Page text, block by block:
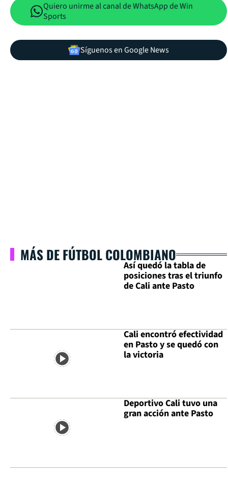
Quiero unirme al canal de WhatsApp de Win
Sports
Síguenos en Google News
MÁS DE FÚTBOL COLOMBIANO
Así quedó la tabla de
posiciones tras el triunfo
de Cali ante Pasto
Cali encontró efectividad
en Pasto y se quedó con
la victoria
Deportivo Cali tuvo una
gran acción ante Pasto